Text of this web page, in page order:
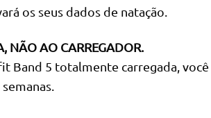
os seus dados de natação.
NÃO AO CARREGADOR.
Band 5 totalmente carregada,